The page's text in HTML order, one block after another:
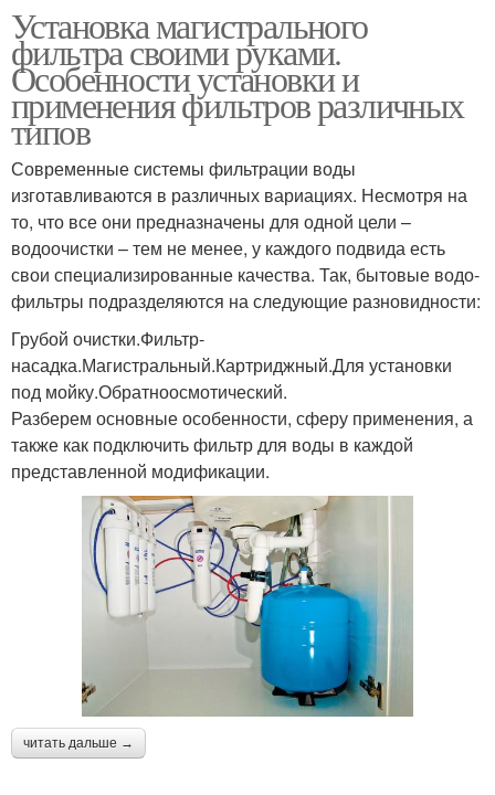
Установка магистрального
фильтра своими руками.
Особенности установки и
применения фильтров различных
типов
Современные системы фильтрации воды
изготавливаются в различных вариациях. Несмотря на
то, что все они предназначены для одной цели –
водоочистки – тем не менее, у каждого подвида есть
свои специализированные качества. Так, бытовые водо-
фильтры подразделяются на следующие разновидности:
Грубой очистки.Фильтр-
насадка.Магистральный.Картриджный.Для установки
под мойку.Обратноосмотический.
Разберем основные особенности, сферу применения, а
также как подключить фильтр для воды в каждой
представленной модификации.
читать дальше →